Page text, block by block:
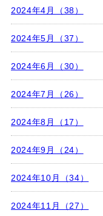
2024年4月（38）
2024年5月（37）
2024年6月（30）
2024年7月（26）
2024年8月（17）
2024年9月（24）
2024年10月（34）
2024年11月（27）